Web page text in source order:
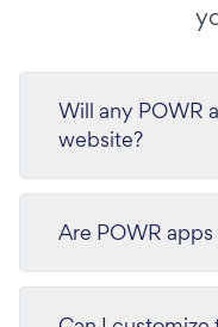
Will any POWR
website?
Are POWR